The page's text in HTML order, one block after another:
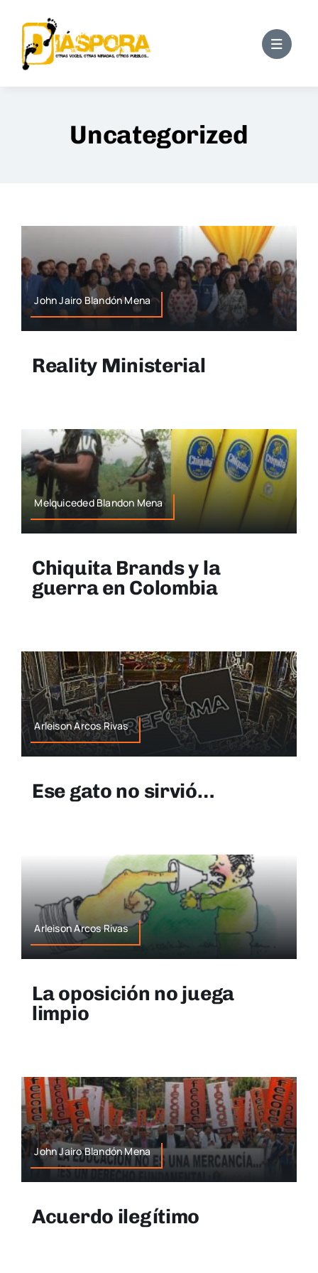
contenido
Uncategorized
John Jairo Blandón Mena
Reality Ministerial
Melquiceded Blandon Mena
Chiquita Brands y la
guerra en Colombia
Arleison Arcos Rivas
Ese gato no sirvió…
Arleison Arcos Rivas
La oposición no juega
limpio
John Jairo Blandón Mena
Acuerdo ilegítimo